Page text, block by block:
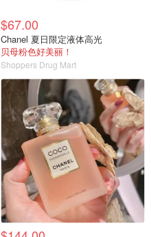
$67.00
Chanel 夏日限定液体高光
贝母粉色好美丽！
Shoppers Drug Mart